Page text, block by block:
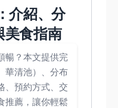
介紹、分
美食指南
暢？本文提供完
華清池）、分布
、預約方式、交
推薦，讓你輕鬆